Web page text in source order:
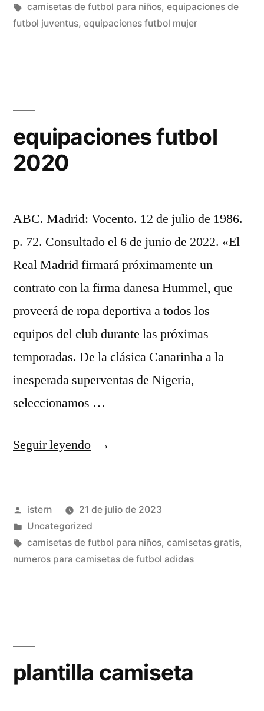
en
Etiquetas:
camisetas de futbol para niños, equipaciones de
futbol juventus, equipaciones futbol mujer
equipaciones futbol
2020
ABC. Madrid: Vocento. 12 de julio de 1986.
p. 72. Consultado el 6 de junio de 2022. «El
Real Madrid firmará próximamente un
contrato con la firma danesa Hummel, que
proveerá de ropa deportiva a todos los
equipos del club durante las próximas
temporadas. De la clásica Canarinha a la
inesperada superventas de Nigeria,
seleccionamos …
Seguir leyendo«equipaciones
Publicado
por
istern
21 de julio de 2023
Publicado
en
Uncategorized
Etiquetas:
camisetas de futbol para niños, camisetas gratis,
numeros para camisetas de futbol adidas
plantilla camiseta